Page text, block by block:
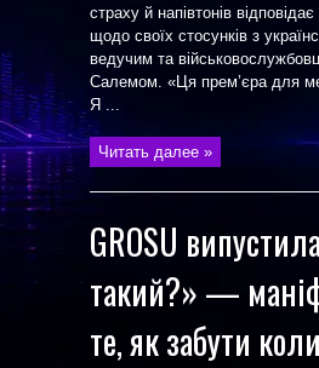
страху й напівтонів
щодо своїх стосунків з
ведучим та
Салемом. «Ця прем’єра для
Я ...
Читать далее »
GROSU
такий?» —
те, як забути